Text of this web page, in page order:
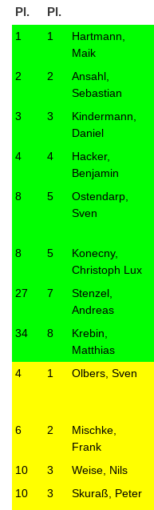
Pl. Pl.
1 1
Hartmann,
Maik
2 2
Ansahl,
Sebastian
3 3
Kindermann,
Daniel
4 4
Hacker,
Benjamin
8 5
Ostendarp,
Sven
8 5
Konecny,
Christoph Lux
27 7
Stenzel,
Andreas
34 8
Krebin,
Matthias
4 1 Olbers, Sven
6 2
Mischke,
Frank
10 3 Weise, Nils
10
3 Skuraß, Peter